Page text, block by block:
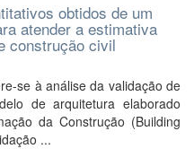
obtidos de um
atender a estimativa
construção civil
se à análise da validação de
de arquitetura elaborado
da Construção (Building
...